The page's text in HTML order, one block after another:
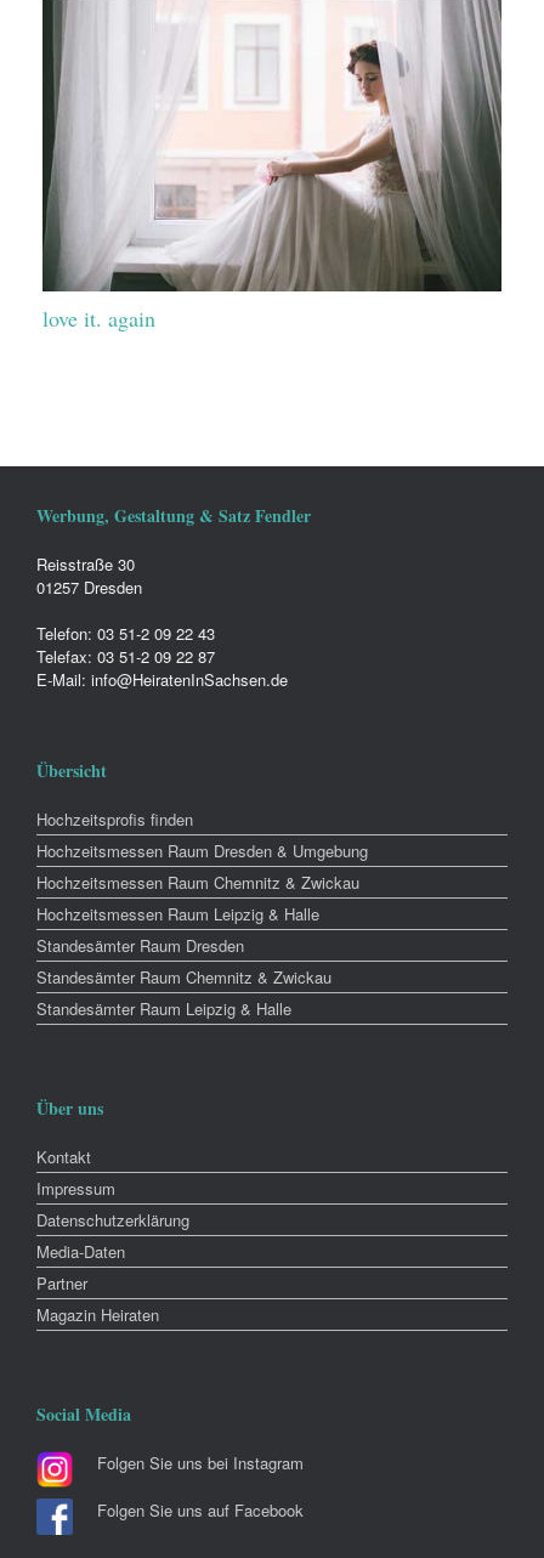
love it. again
Werbung, Gestaltung & Satz Fendler
Reisstraße 30
01257 Dresden
Telefon: 03 51-2 09 22 43
Telefax: 03 51-2 09 22 87
E-Mail: info@HeiratenInSachsen.de
Übersicht
Hochzeitsprofis finden
Hochzeitsmessen Raum Dresden & Umgebung
Hochzeitsmessen Raum Chemnitz & Zwickau
Hochzeitsmessen Raum Leipzig & Halle
Standesämter Raum Dresden
Standesämter Raum Chemnitz & Zwickau
Standesämter Raum Leipzig & Halle
Über uns
Kontakt
Impressum
Datenschutzerklärung
Media-Daten
Partner
Magazin Heiraten
Social Media
Folgen Sie uns bei Instagram
Folgen Sie uns auf Facebook